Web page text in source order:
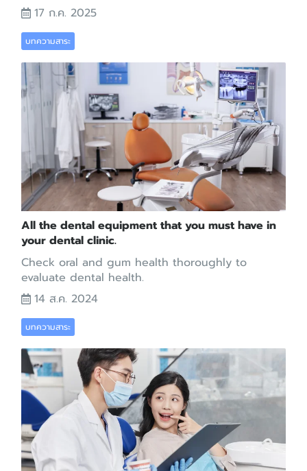
17 ก.ค. 2025
บทความสาระ
All the dental equipment that you must have in
your dental clinic.
Check oral and gum health thoroughly to
evaluate dental health.
14 ส.ค. 2024
บทความสาระ